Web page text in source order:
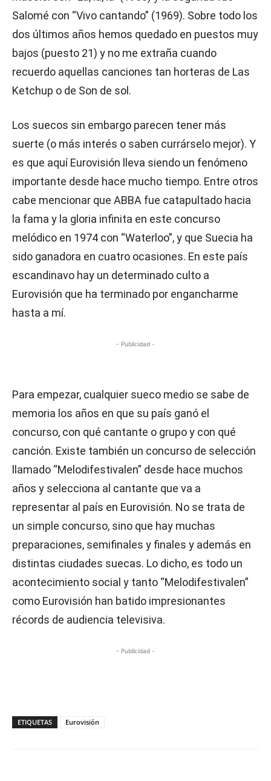
Salomé con “Vivo cantando” (1969). Sobre todo los
dos últimos años hemos quedado en puestos muy
bajos (puesto 21) y no me extraña cuando
recuerdo aquellas canciones tan horteras de Las
Ketchup o de Son de sol.
Los suecos sin embargo parecen tener más
suerte (o más interés o saben currárselo mejor). Y
es que aquí Eurovisión lleva siendo un fenómeno
importante desde hace mucho tiempo. Entre otros
cabe mencionar que ABBA fue catapultado hacia
la fama y la gloria infinita en este concurso
melódico en 1974 con “Waterloo”, y que Suecia ha
sido ganadora en cuatro ocasiones. En este país
escandinavo hay un determinado culto a
Eurovisión que ha terminado por engancharme
hasta a mí.
- Publicidad -
Para empezar, cualquier sueco medio se sabe de
memoria los años en que su país ganó el
concurso, con qué cantante o grupo y con qué
canción. Existe también un concurso de selección
llamado “Melodifestivalen” desde hace muchos
años y selecciona al cantante que va a
representar al país en Eurovisión. No se trata de
un simple concurso, sino que hay muchas
preparaciones, semifinales y finales y además en
distintas ciudades suecas. Lo dicho, es todo un
acontecimiento social y tanto “Melodifestivalen”
como Eurovisión han batido impresionantes
récords de audiencia televisiva.
- Publicidad -
ETIQUETAS Eurovisión